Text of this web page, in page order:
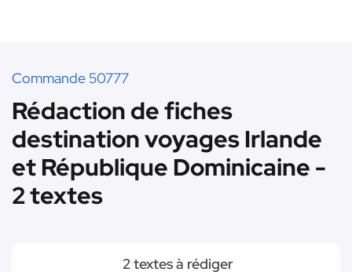
Commande 50777
Rédaction de fiches
destination voyages Irlande
et République Dominicaine -
2 textes
2 textes à rédiger